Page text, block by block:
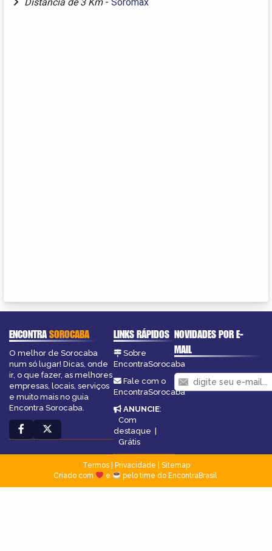
ENCONTRASOROCABA
O melhor de Sorocaba
num só lugar! Dicas, onde
ir, o que fazer, as melhores
empresas, locais, serviços
e muito mais no guia
Encontra Sorocaba.
LINKS RÁPIDOS
Sobre
EncontraSorocaba
Fale com o
EncontraSorocaba
ANUNCIE:
Com
destaque |
Grátis
NOVIDADES POR E-
MAIL
Termos| Privacidade
Sitemap
Criado com
e pelo time do EncontraBrasil